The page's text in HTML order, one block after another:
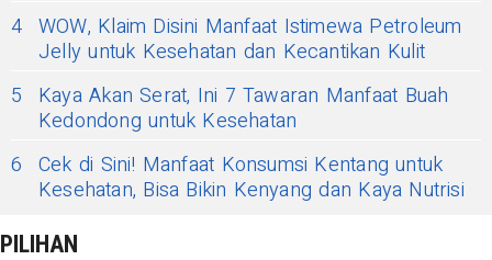
4 WOW, Klaim Disini Manfaat Istimewa Petroleum
Jelly untuk Kesehatan dan Kecantikan Kulit
5
Kaya Akan Serat, Ini 7 Tawaran Manfaat Buah
Kedondong untuk Kesehatan
6 Cek di Sini! Manfaat Konsumsi Kentang untuk
Kesehatan, Bisa Bikin Kenyang dan Kaya Nutrisi
PILIHAN